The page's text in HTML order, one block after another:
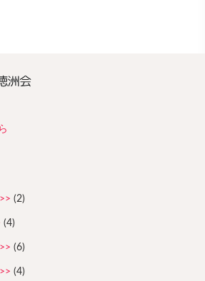
(2)
(4)
(6)
(4)